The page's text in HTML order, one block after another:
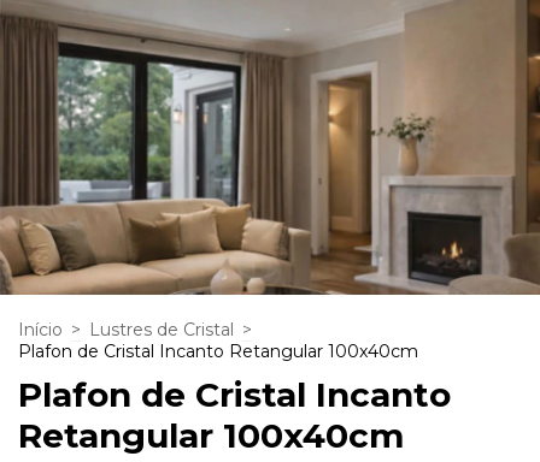
Início > Lustres de Cristal >
Plafon de Cristal Incanto Retangular 100x40cm
Plafon de Cristal Incanto
Retangular 100x40cm